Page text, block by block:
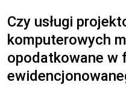
Czy usługi
komputerowych
opodatkowane w